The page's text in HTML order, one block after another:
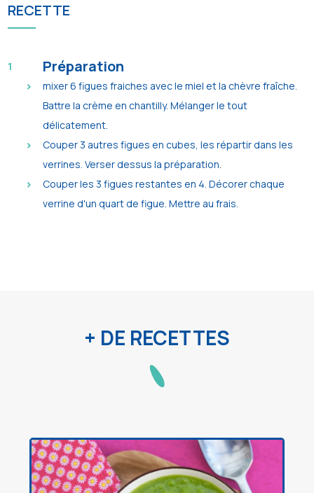
RECETTE
Préparation
mixer 6 figues fraiches avec le miel et la chèvre fraîche.
Battre la crème en chantilly. Mélanger le tout
délicatement.
Couper 3 autres figues en cubes, les répartir dans les
verrines. Verser dessus la préparation.
Couper les 3 figues restantes en 4. Décorer chaque
verrine d'un quart de figue. Mettre au frais.
+ DE RECETTES